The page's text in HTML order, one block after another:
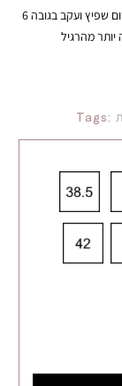
נעלי עקב מטקסטיל שחור מנצנץ עם סרט שחור. עם חרטום שפיץ ועקב בגובה 6
יותר מהרגיל
Tags: